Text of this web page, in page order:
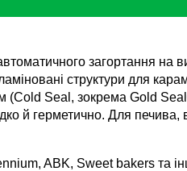
загортання на
структури для
(Cold Seal, зокрема Gold
й герметично. Для
ABK, Sweet bakers та